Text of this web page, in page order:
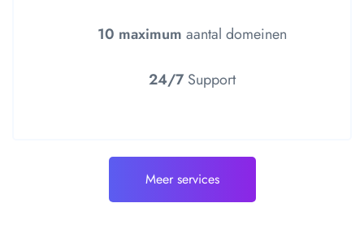
10 maximum aantal domeinen
24/7 Support
Meer services